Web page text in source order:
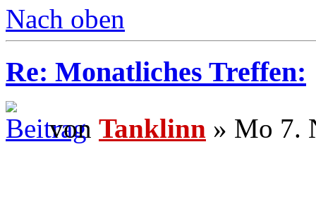
Nach oben
Re: Monatliches Treffen:
von Tanklinn » Mo 7.